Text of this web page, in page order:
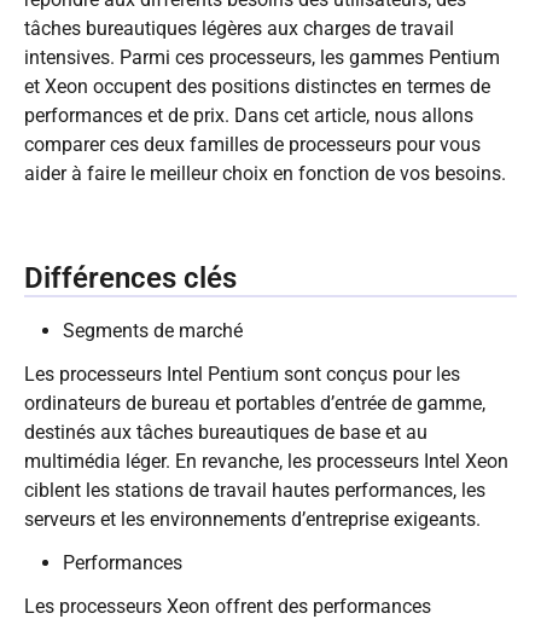
tâches bureautiques légères aux charges de travail
intensives. Parmi ces processeurs, les gammes Pentium
et Xeon occupent des positions distinctes en termes de
performances et de prix. Dans cet article, nous allons
comparer ces deux familles de processeurs pour vous
aider à faire le meilleur choix en fonction de vos besoins.
Différences clés
Segments de marché
Les processeurs Intel Pentium sont conçus pour les
ordinateurs de bureau et portables d’entrée de gamme,
destinés aux tâches bureautiques de base et au
multimédia léger. En revanche, les processeurs Intel Xeon
ciblent les stations de travail hautes performances, les
serveurs et les environnements d’entreprise exigeants.
Performances
Les processeurs Xeon offrent des performances